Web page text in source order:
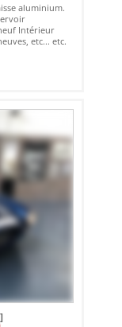
aluminium.
Intérieur
etc... etc.